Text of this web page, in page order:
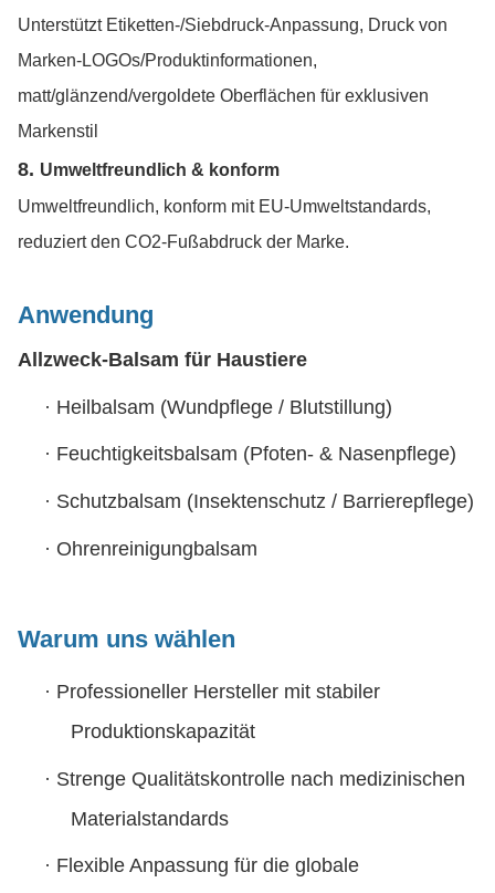
Unterstützt Etiketten-/Siebdruck-Anpassung, Druck von
Marken-LOGOs/Produktinformationen,
matt/glänzend/vergoldete Oberflächen für exklusiven
Markenstil
8. Umweltfreundlich & konform
Umweltfreundlich, konform mit EU-Umweltstandards,
reduziert den CO2-Fußabdruck der Marke.
Anwendung
Allzweck-Balsam für Haustiere
· Heilbalsam (Wundpflege / Blutstillung)
· Feuchtigkeitsbalsam (Pfoten- & Nasenpflege)
· Schutzbalsam (Insektenschutz / Barrierepflege)
· Ohrenreinigungbalsam
Warum uns wählen
· Professioneller Hersteller mit stabiler
Produktionskapazität
· Strenge Qualitätskontrolle nach medizinischen
Materialstandards
· Flexible Anpassung für die globale